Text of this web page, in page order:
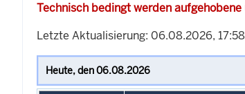
Technisch bedingt werden
Letzte Aktualisierung: 06.08.2026,